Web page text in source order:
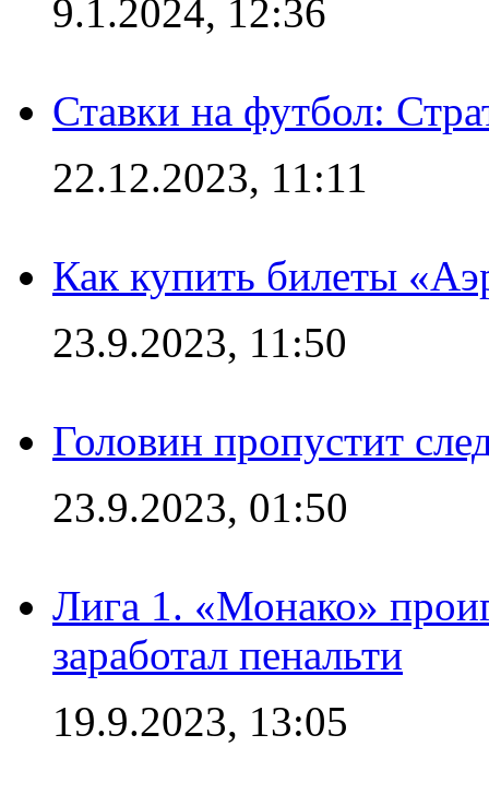
9.1.2024, 12:36
Ставки на футбол:
22.12.2023, 11:11
Как купить билеты
23.9.2023, 11:50
Головин пропустит
23.9.2023, 01:50
Лига 1. «Монако»
заработал пенальти
19.9.2023, 13:05